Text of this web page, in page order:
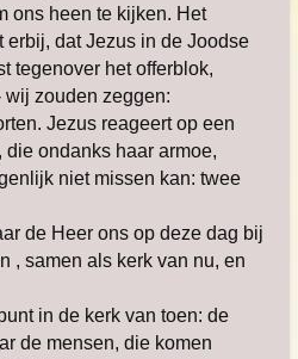
ons heen te kijken. Het
erbij, dat Jezus in de Joodse
tegenover het offerblok,
zouden zeggen:
Jezus reageert op een
ondanks haar armoe,
niet missen kan: twee
de Heer ons op deze dag bij
, samen als kerk van nu, en
in de kerk van toen: de
de mensen, die komen